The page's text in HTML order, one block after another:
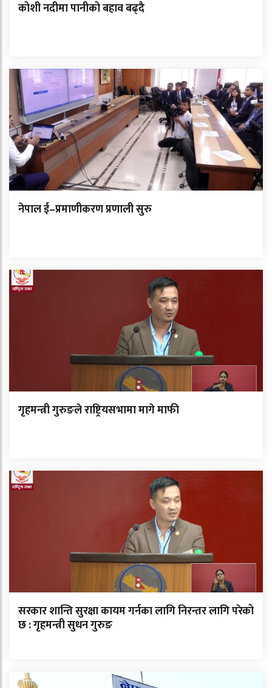
कोशी नदीमा पानीको बहाव बढ्दै
नेपाल ई–प्रमाणीकरण प्रणाली सुरु
गृहमन्त्री गुरुङले राष्ट्रियसभामा मागे माफी
सरकार शान्ति सुरक्षा कायम गर्नका लागि निरन्तर लागि परेको
छ : गृहमन्त्री सुधन गुरुङ